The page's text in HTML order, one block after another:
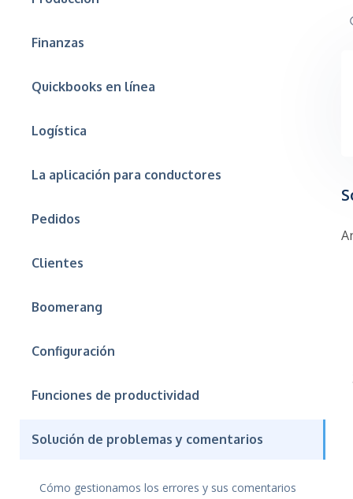
Finanzas
Quickbooks en línea
Logística
La aplicación para conductores
Pedidos
Clientes
Boomerang
Configuración
Funciones de productividad
Solución de problemas y comentarios
Cómo gestionamos los errores y sus comentarios